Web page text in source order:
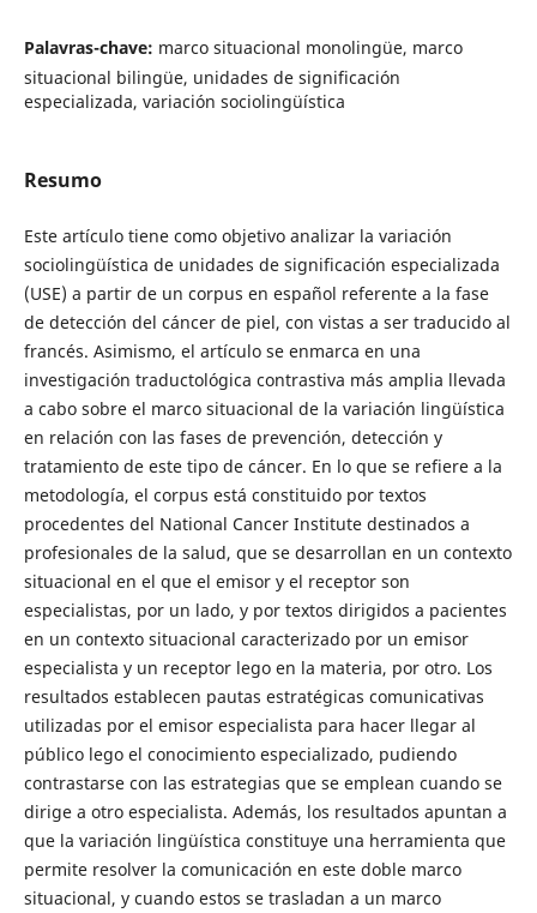
Palavras-chave: marco situacional monolingüe, marco
situacional bilingüe, unidades de significación
especializada, variación sociolingüística
Resumo
Este artículo tiene como objetivo analizar la variación
sociolingüística de unidades de significación especializada
(USE) a partir de un corpus en español referente a la fase
de detección del cáncer de piel, con vistas a ser traducido al
francés. Asimismo, el artículo se enmarca en una
investigación traductológica contrastiva más amplia llevada
a cabo sobre el marco situacional de la variación lingüística
en relación con las fases de prevención, detección y
tratamiento de este tipo de cáncer. En lo que se refiere a la
metodología, el corpus está constituido por textos
procedentes del National Cancer Institute destinados a
profesionales de la salud, que se desarrollan en un contexto
situacional en el que el emisor y el receptor son
especialistas, por un lado, y por textos dirigidos a pacientes
en un contexto situacional caracterizado por un emisor
especialista y un receptor lego en la materia, por otro. Los
resultados establecen pautas estratégicas comunicativas
utilizadas por el emisor especialista para hacer llegar al
público lego el conocimiento especializado, pudiendo
contrastarse con las estrategias que se emplean cuando se
dirige a otro especialista. Además, los resultados apuntan a
que la variación lingüística constituye una herramienta que
permite resolver la comunicación en este doble marco
situacional, y cuando estos se trasladan a un marco